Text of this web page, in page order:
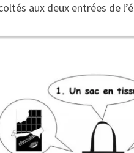
aux deux entrées de